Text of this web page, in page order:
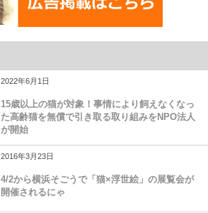
2022年6月1日
15歳以上の猫が対象！事情により飼えなくなっ
た高齢猫を無償で引き取る取り組みをNPO法人
が開始
2016年3月23日
4/2から横浜そごうで「猫×浮世絵」の展覧会が
開催されるにゃ